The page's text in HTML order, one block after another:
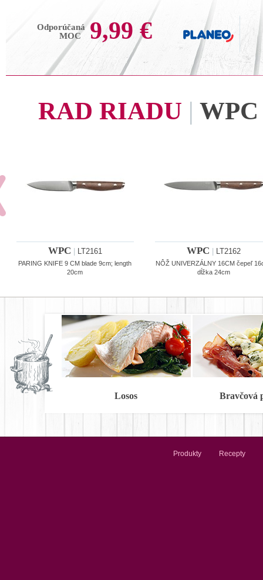
Odporúčaná
MOC
9,99 €
RAD RIADU | WPC
WPC LT2161
PARING KNIFE 9 CM blade 9cm; length
20cm
WPC LT2162
NÔŽ UNIVERZÁLNY 16CM čepeľ
dĺžka 24cm
Losos Bravčová
Produkty Recepty